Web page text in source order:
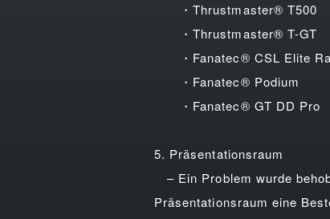
・Thrustmaster® T500
・Thrustmaster® T-GT
・Fanatec® CSL Elite
・Fanatec® Podium
・Fanatec® GT DD Pro
5. Präsentationsraum
– Ein Problem wurde
Präsentationsraum eine